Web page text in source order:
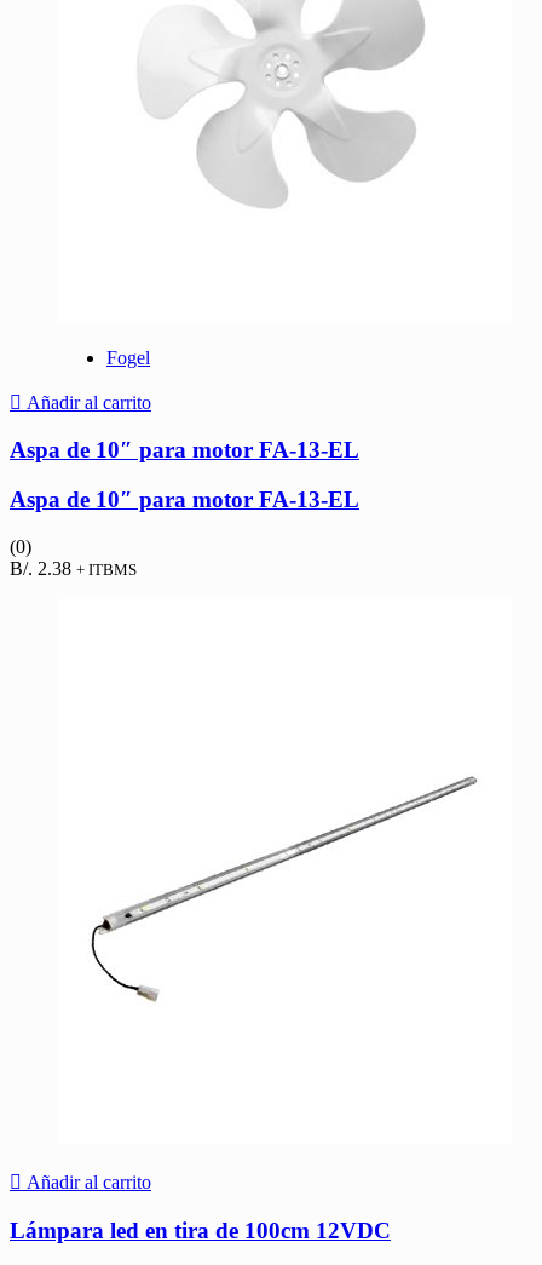
Fogel
Añadir al carrito
Aspa de 10″ para motor FA-13-EL
Aspa de 10″ para motor FA-13-EL
(0)
B/. 2.38 + ITBMS
Añadir al carrito
Lámpara led en tira de 100cm 12VDC